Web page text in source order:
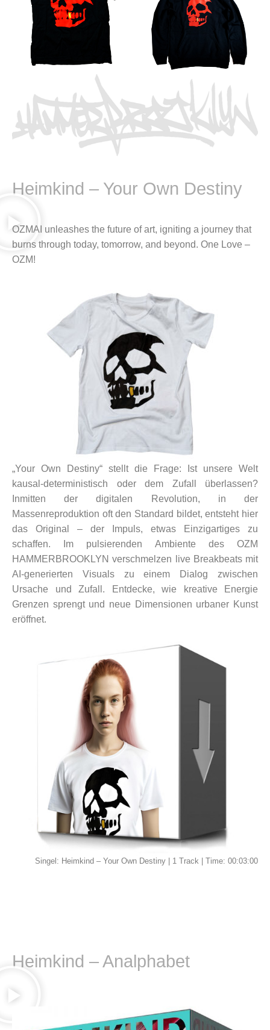
Heimkind – Your Own Destiny
OZMAI unleashes the future of art, igniting a journey that
burns through today, tomorrow, and beyond. One Love –
OZM!
„Your Own Destiny“ stellt die Frage: Ist unsere Welt
kausal-deterministisch oder dem Zufall überlassen?
Inmitten der digitalen Revolution, in der
Massenreproduktion oft den Standard bildet, entsteht hier
das Original – der Impuls, etwas Einzigartiges zu
schaffen. Im pulsierenden Ambiente des OZM
HAMMERBROOKLYN verschmelzen live Breakbeats mit
AI-generierten Visuals zu einem Dialog zwischen
Ursache und Zufall. Entdecke, wie kreative Energie
Grenzen sprengt und neue Dimensionen urbaner Kunst
eröffnet.
Singel: Heimkind – Your Own Destiny | 1 Track | Time: 00:03:00
Heimkind – Analphabet